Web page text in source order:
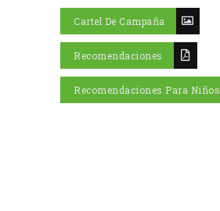
Cartel De Campaña
Recomendaciones
Recomendaciones Para Niños